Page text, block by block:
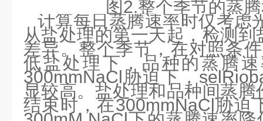
图2.整个季节的蒸
计算每日蒸腾速率时仅考虑
从盐处理的第一天起，检测
差异。整个季节，在对照条
低盐处理下，品种的蒸腾
300mmNaCl胁迫下，
显较高。盐处理和品种间蒸
结束时，在300mmNaCl胁迫